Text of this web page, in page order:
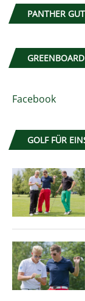
PANTHER
Facebook
GOLF FÜR